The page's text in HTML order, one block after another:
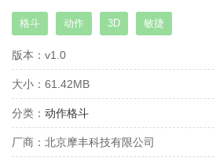
格斗 动作 3D 敏捷
版本： v1.0
大小： 61.42MB
分类： 动作格斗
厂商： 北京摩丰科技有限公司